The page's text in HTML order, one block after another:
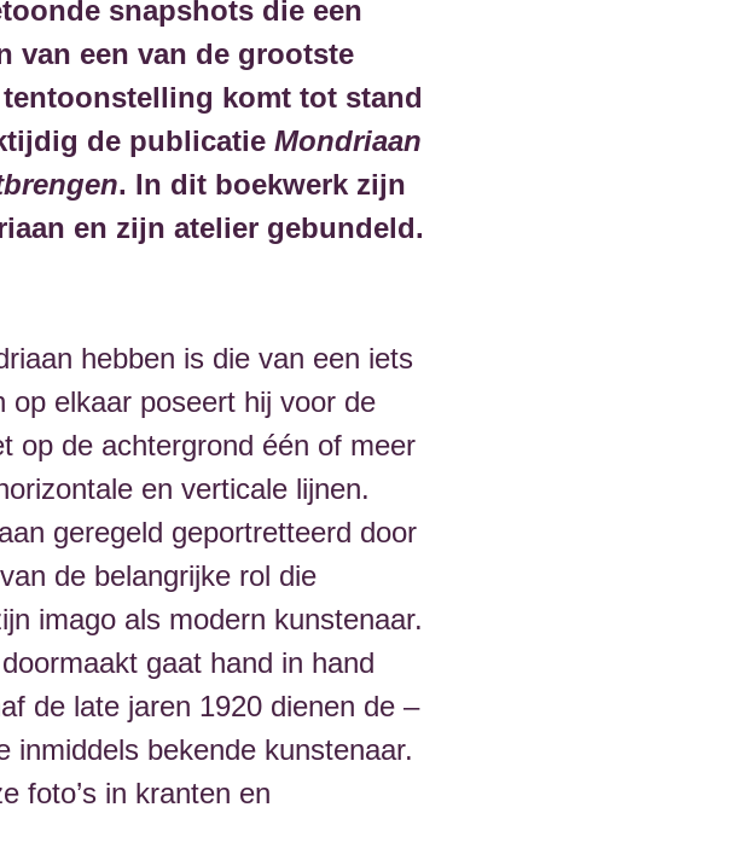
snapshots die een
van een van de grootste
komt tot stand
de publicatie Mondriaan
. In dit boekwerk zijn
en zijn atelier gebundeld.
hebben is die van een iets
elkaar poseert hij voor de
op de achtergrond één of meer
en verticale lijnen.
geregeld geportretteerd door
de belangrijke rol die
imago als modern kunstenaar.
gaat hand in hand
de late jaren 1920 dienen de –
inmiddels bekende kunstenaar.
foto’s in kranten en